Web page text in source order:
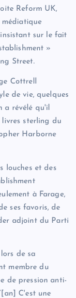
Reform UK,
insistant sur le fait
»
Street.
Cottrell
de vie, quelques
a révélé qu'il
livres sterling du
Harborne
louches et des
à Farage,
ses favoris, de
adjoint du Parti
de sa
membre du
de pression anti-
C'est une